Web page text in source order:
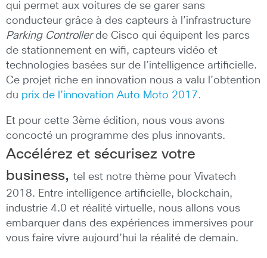
qui permet aux voitures de se garer sans
conducteur grâce à des capteurs à l’infrastructure
Parking Controllerde Cisco qui équipent les parcs
de stationnement en wifi, capteurs vidéo et
technologies basées sur de l’intelligence artificielle.
Ce projet riche en innovation nous a valu l’obtention
du prix de l’innovation Auto Moto 2017.
Et pour cette 3ème édition, nous vous avons
concocté un programme des plus innovants.
Accélérez et sécurisez votre
business, tel est notre thème pour Vivatech
2018. Entre intelligence artificielle, blockchain,
industrie 4.0 et réalité virtuelle, nous allons vous
embarquer dans des expériences immersives pour
vous faire vivre aujourd’hui la réalité de demain.